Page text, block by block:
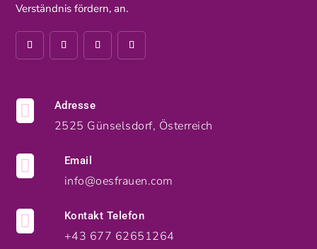
Verständnis fördern, an.
 Adresse
2525 Günselsdorf, Österreich
 Email
info@oesfrauen.com
 Kontakt Telefon
+43 677 62651264